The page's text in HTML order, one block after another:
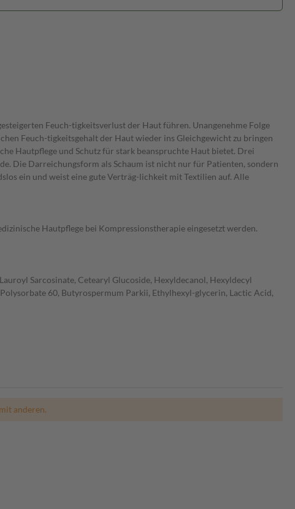
Feuch-tigkeitsverlust der Haut führen. Unangenehme Folge
Feuch-tigkeitsgehalt der Haut wieder ins Gleichgewicht zu bringen
Hautpflege und Schutz für stark beanspruchte Haut bietet. Drei
Die Darreichungsform als Schaum ist nicht nur für Patienten, sondern
ein und weist eine gute Verträg-lichkeit mit Textilien auf. Alle
Hautpflege bei Kompressionstherapie eingesetzt werden.
Sarcosinate, Cetearyl Glucoside, Hexyldecanol, Hexyldecyl
60, Butyrospermum Parkii, Ethylhexyl-glycerin, Lactic Acid,
anderen.